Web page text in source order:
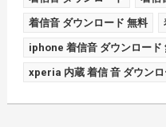
着信音 ダウンロード 無料
iphone 着信音 ダウンロード
xperia 内蔵 着信 音 ダウンロ